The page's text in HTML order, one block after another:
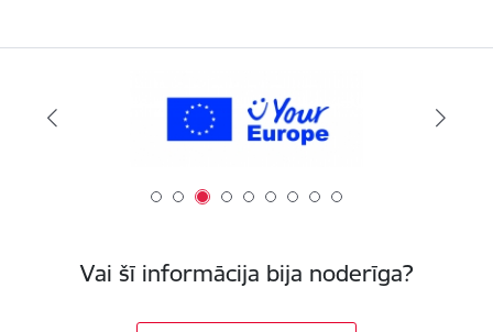
Vai šī informācija bija noderīga?